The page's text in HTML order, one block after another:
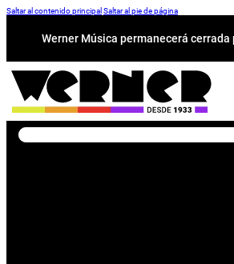
Saltar al contenido principal Saltar al pie de página
Werner Música permanecerá
Buscar